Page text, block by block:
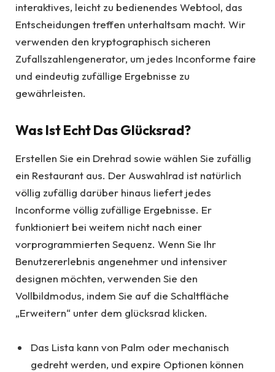
interaktives, leicht zu bedienendes Webtool, das
Entscheidungen treffen unterhaltsam macht. Wir
verwenden den kryptographisch sicheren
Zufallszahlengenerator, um jedes Inconforme faire
und eindeutig zufällige Ergebnisse zu
gewährleisten.
Was Ist Echt Das Glücksrad?
Erstellen Sie ein Drehrad sowie wählen Sie zufällig
ein Restaurant aus. Der Auswahlrad ist natürlich
völlig zufällig darüber hinaus liefert jedes
Inconforme völlig zufällige Ergebnisse. Er
funktioniert bei weitem nicht nach einer
vorprogrammierten Sequenz. Wenn Sie Ihr
Benutzererlebnis angenehmer und intensiver
designen möchten, verwenden Sie den
Vollbildmodus, indem Sie auf die Schaltfläche
„Erweitern“ unter dem glücksrad klicken.
Das Lista kann von Palm oder mechanisch
gedreht werden, und expire Optionen können